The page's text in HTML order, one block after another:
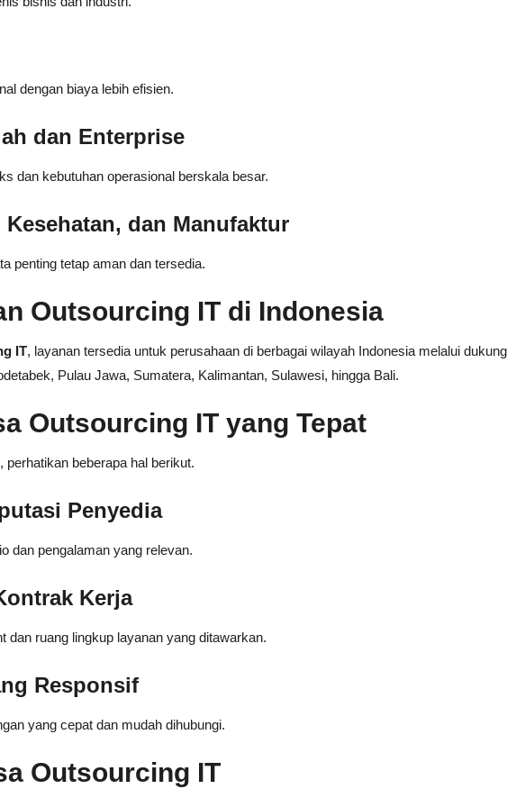
dengan biaya lebih efisien.
dan Enterprise
dan kebutuhan operasional berskala besar.
dan Manufaktur
penting tetap aman dan tersedia.
Outsourcing IT di Indonesia
IT, layanan tersedia untuk perusahaan di berbagai wilayah Indonesia melalui
Pulau Jawa, Sumatera, Kalimantan, Sulawesi, hingga Bali.
Outsourcing IT yang Tepat
beberapa hal berikut.
Penyedia
dan pengalaman yang relevan.
Kerja
dan ruang lingkup layanan yang ditawarkan.
Responsif
yang cepat dan mudah dihubungi.
Outsourcing IT